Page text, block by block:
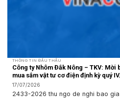
THÔNG TIN ĐẤU THẦU
Công ty Nhôm Đắk Nông – TKV: Mời
mua sắm vật tư cơ điện định kỳ quý
17/07/2026
2433-2026 thu ngo de nghi bao